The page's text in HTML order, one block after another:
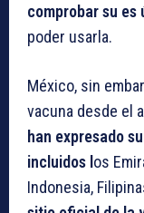
comprobar su es
poder usarla.
México, sin
vacuna desde el
han expresado
incluidos l os
Indonesia,